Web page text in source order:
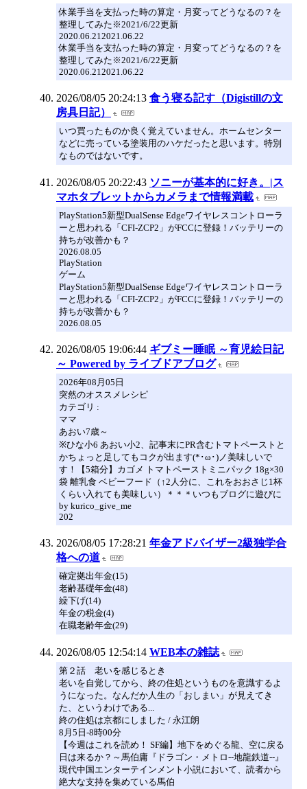
休業手当を支払った時の算定・月変ってどうなるの？を
整理してみた※2021/6/22更新
2020.06.212021.06.22
休業手当を支払った時の算定・月変ってどうなるの？を
整理してみた※2021/6/22更新
2020.06.212021.06.22
2026/08/05 20:24:13 食う寝る記す（Digistillの文
房具日記）
いつ買ったものか良く覚えていません。ホームセンター
などに売っている塗装用のハケだったと思います。特別
なものではないです。
2026/08/05 20:22:43 ソニーが基本的に好き。|ス
マホタブレットからカメラまで情報満載
PlayStation5新型DualSense Edgeワイヤレスコントローラ
ーと思われる「CFI-ZCP2」がFCCに登録！バッテリーの
持ちが改善かも？
2026.08.05
PlayStation
ゲーム
PlayStation5新型DualSense Edgeワイヤレスコントローラ
ーと思われる「CFI-ZCP2」がFCCに登録！バッテリーの
持ちが改善かも？
2026.08.05
2026/08/05 19:06:44 ギブミー睡眠 ～育児絵日記
～ Powered by ライブドアブログ
2026年08月05日
突然のオススメレシピ
カテゴリ :
ママ
あおい7歳～
※ひな小6 あおい小2、記事末にPR含むトマトペーストと
かちょっと足してもコクが出ます(*･ω･)ノ美味しいで
す！【5箱分】カゴメ トマトペーストミニパック 18g×30
袋 離乳食 ベビーフード（↑2人分に、これをおおさじ1杯
くらい入れても美味しい）＊＊＊いつもブログに遊びに
by kurico_give_me
202
2026/08/05 17:28:21 年金アドバイザー2級独学合
格への道
確定拠出年金(15)
老齢基礎年金(48)
繰下げ(14)
年金の税金(4)
在職老齢年金(29)
2026/08/05 12:54:14 WEB本の雑誌
第２話 老いを感じるとき
老いを自覚してから、終の住処というものを意識するよ
うになった。なんだか人生の「おしまい」が見えてき
た、というわけである...
終の住処は京都にしました / 永江朗
8月5日-8時00分
【今週はこれを読め！ SF編】地下をめぐる龍、空に戻る
日は来るか？～馬伯庸『ドラゴン・メトロ--地龍鉄道--』
現代中国エンターテインメント小説において、読者から
絶大な支持を集めている馬伯